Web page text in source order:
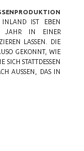
IST EBEN
JAHR IN EINER
LASSEN. DIE
GEKONNT, WIE
STATTDESSEN
AUSSEN, DAS IN D